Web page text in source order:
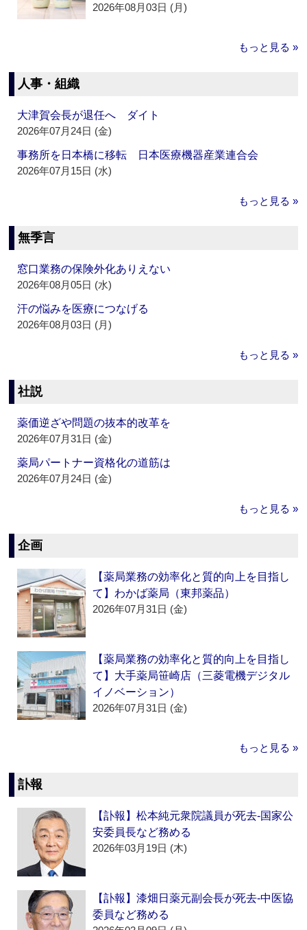
2026年08月03日 (月)
もっと見る »
人事・組織
大津賀会長が退任へ ダイト
2026年07月24日 (金)
事務所を日本橋に移転 日本医療機器産業連合会
2026年07月15日 (水)
もっと見る »
無季言
窓口業務の保険外化ありえない
2026年08月05日 (水)
汗の悩みを医療につなげる
2026年08月03日 (月)
もっと見る »
社説
薬価逆ざや問題の抜本的改革を
2026年07月31日 (金)
薬局パートナー資格化の道筋は
2026年07月24日 (金)
もっと見る »
企画
【薬局業務の効率化と質的向上を目指し
て】わかば薬局（東邦薬品）
2026年07月31日 (金)
【薬局業務の効率化と質的向上を目指し
て】大手薬局笹崎店（三菱電機デジタル
イノベーション）
2026年07月31日 (金)
もっと見る »
訃報
【訃報】松本純元衆院議員が死去‐国家公
安委員長など務める
2026年03月19日 (木)
【訃報】漆畑日薬元副会長が死去‐中医協
委員など務める